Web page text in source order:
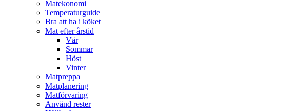
Matekonomi
Temperaturguide
Bra att ha i köket
Mat efter årstid
Vår
Sommar
Höst
Vinter
Matpreppa
Matplanering
Matförvaring
Använd rester